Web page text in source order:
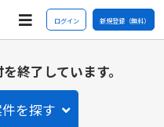
ログイン 新規登録（無料）
終了しています。
を探す